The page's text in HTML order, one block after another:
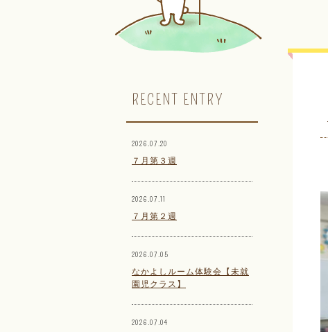
RECENT ENTRY
2026.07.20
７月第３週
2026.07.11
７月第２週
2026.07.05
なかよしルーム体験会【未就
園児クラス】
2026.07.04